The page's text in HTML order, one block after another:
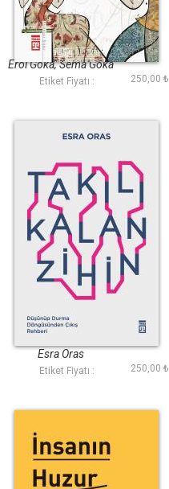
Kadınlar Erkekler
Aşıklar
Erol Göka, Sema Göka
Etiket Fiyatı : 250,00 ₺
Takılı Kalan Zihin
Esra Oras
Etiket Fiyatı : 250,00 ₺